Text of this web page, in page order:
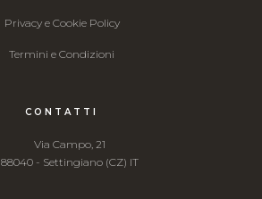
Privacy e Cookie Policy
Termini e Condizioni
CONTATTI
Via Campo, 21
88040 - Settingiano (CZ) IT